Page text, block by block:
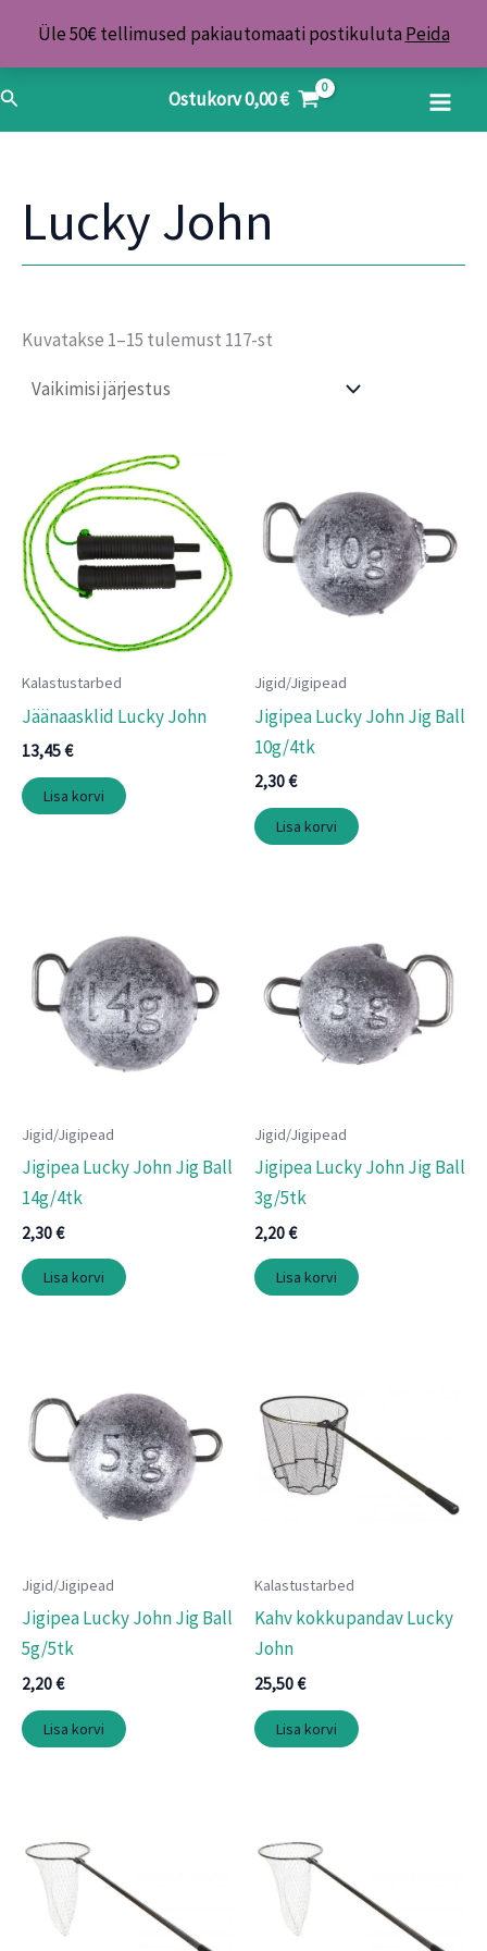
Üle 50€ tellimused pakiautomaati postikuluta Peida
content
Search Ostukorv0,00€
Lucky John
Kuvatakse 1–15 tulemust 117-st
Kalastustarbed
Jäänaasklid Lucky John
13,45€
Lisa korvi
Jigid/Jigipead
Jigipea Lucky John Jig Ball
10g/4tk
2,30€
Lisa korvi
Jigid/Jigipead
Jigipea Lucky John Jig Ball
14g/4tk
2,30€
Lisa korvi
Jigid/Jigipead
Jigipea Lucky John Jig Ball
3g/5tk
2,20€
Lisa korvi
Jigid/Jigipead
Jigipea Lucky John Jig Ball
5g/5tk
2,20€
Lisa korvi
Kalastustarbed
Kahv kokkupandav Lucky
John
25,50€
Lisa korvi